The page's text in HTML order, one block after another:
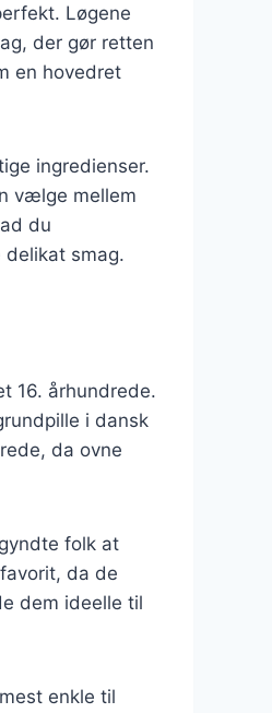
Løgene
der gør retten
en hovedret
ingredienser.
vælge mellem
du
smag.
16. århundrede.
i dansk
da ovne
folk at
da de
dem ideelle til
enkle til